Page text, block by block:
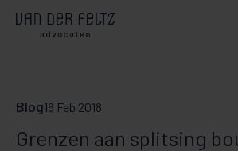
Blog18 Feb 2018
Grenzen aan splitsing